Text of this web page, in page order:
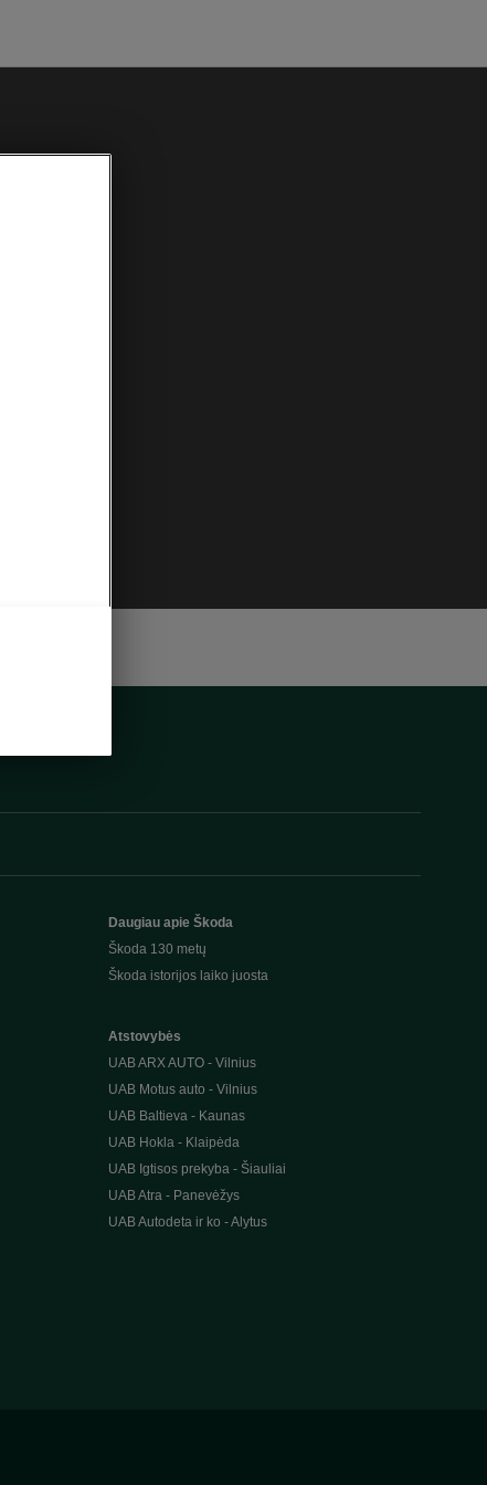
Daugiau apie Škoda
Škoda 130 metų
Škoda istorijos laiko juosta
Atstovybės
UAB ARX AUTO - Vilnius
UAB Motus auto - Vilnius
UAB Baltieva - Kaunas
UAB Hokla - Klaipėda
UAB Igtisos prekyba - Šiauliai
UAB Atra - Panevėžys
UAB Autodeta ir ko - Alytus